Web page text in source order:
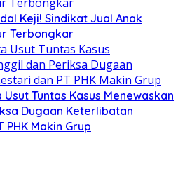
Keji! Sindikat Jual Anak
Terbongkar
Tuntas Kasus Menewaskan
Dugaan Keterlibatan
Makin Grup